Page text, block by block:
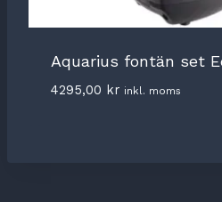
Aquarius fontän set
4295,00 kr inkl. moms